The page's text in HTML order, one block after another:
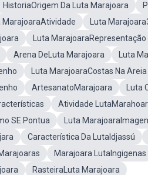
HistoriaOrigem Da Luta Marajoara
MarajoaraAtividade Luta
Luta MarajoaraRepresentação
Arena DeLuta Marajoara Luta
Luta MarajoaraCostas Na Areia
ArtesanatoMarajoara
Luta
Atividade
SE Pontua
Luta
Característica Da LutaIdjassú
Marajoara LutaIngigenas
RasteiraLuta Marajoara